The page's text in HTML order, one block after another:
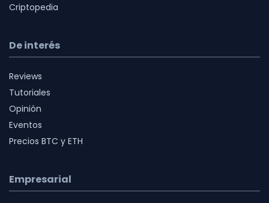
Criptopedia
De interés
Reviews
Tutoriales
Opinión
Eventos
Precios BTC y ETH
Empresarial